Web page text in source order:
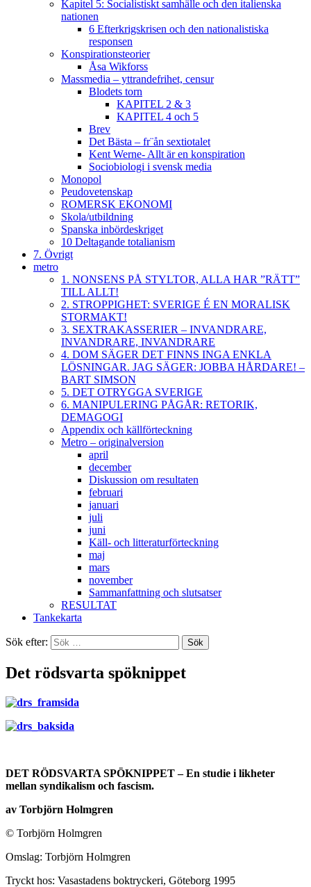
Kapitel 5: Socialistiskt samhälle och den italienska
nationen
6 Efterkrigskrisen och den nationalistiska
responsen
Konspirationsteorier
Åsa Wikforss
Massmedia – yttrandefrihet, censur
Blodets torn
KAPITEL 2 & 3
KAPITEL 4 och 5
Brev
Det Bästa – fr¨ån sextiotalet
Kent Werne- Allt är en konspiration
Sociobiologi i svensk media
Monopol
Peudovetenskap
ROMERSK EKONOMI
Skola/utbildning
Spanska inbördeskriget
10 Deltagande totalianism
7. Övrigt
metro
1. NONSENS PÅ STYLTOR, ALLA HAR ”RÄTT”
TILL ALLT!
2. STROPPIGHET: SVERIGE É EN MORALISK
STORMAKT!
3. SEXTRAKASSERIER – INVANDRARE,
INVANDRARE, INVANDRARE
4. DOM SÄGER DET FINNS INGA ENKLA
LÖSNINGAR. JAG SÄGER: JOBBA HÅRDARE! –
BART SIMSON
5. DET OTRYGGA SVERIGE
6. MANIPULERING PÅGÅR: RETORIK,
DEMAGOGI
Appendix och källförteckning
Metro – originalversion
april
december
Diskussion om resultaten
februari
januari
juli
juni
Käll- och litteraturförteckning
maj
mars
november
Sammanfattning och slutsatser
RESULTAT
Tankekarta
Sök efter:
Det rödsvarta spöknippet
DET RÖDSVARTA SPÖKNIPPET – En studie i likheter
mellan syndikalism och fascism.
av Torbjörn Holmgren
© Torbjörn Holmgren
Omslag: Torbjörn Holmgren
Tryckt hos: Vasastadens boktryckeri, Göteborg 1995